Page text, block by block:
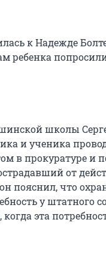
к Надежде
ребенка
школы
и ученика
в прокуратуре и
от
пояснил, что
у штатного
эта